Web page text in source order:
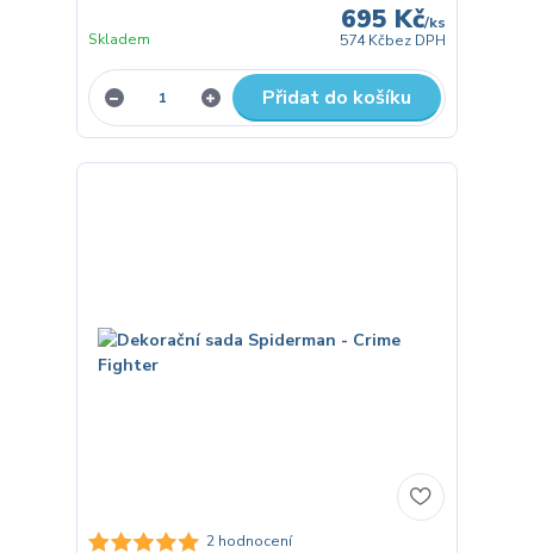
695 Kč/ks
574 Kčbez DPH
Skladem
Přidat do košíku
2 hodnocení